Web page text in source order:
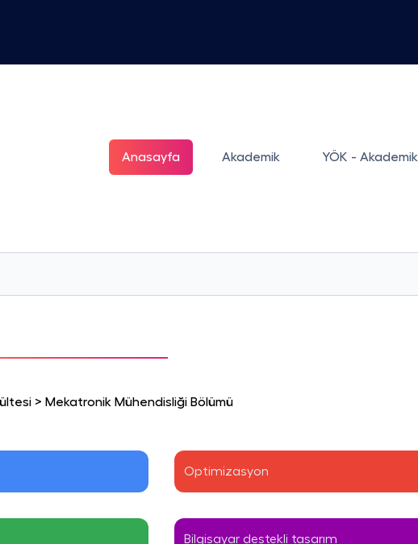
Anasayfa Akademik YÖK - Akademik
> Mekatronik Mühendisliği Bölümü
Optimizasyon
Bilgisayar destekli tasarım